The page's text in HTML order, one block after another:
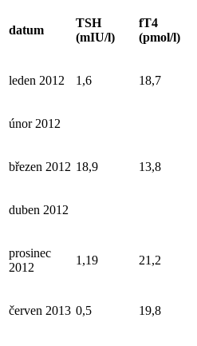
datum
TSH
(mIU/l)
fT4
(pmol/l)
leden 2012 1,6 18,7
únor 2012
březen 2012 18,9 13,8
duben 2012
prosinec
2012
1,19 21,2
červen 2013 0,5 19,8